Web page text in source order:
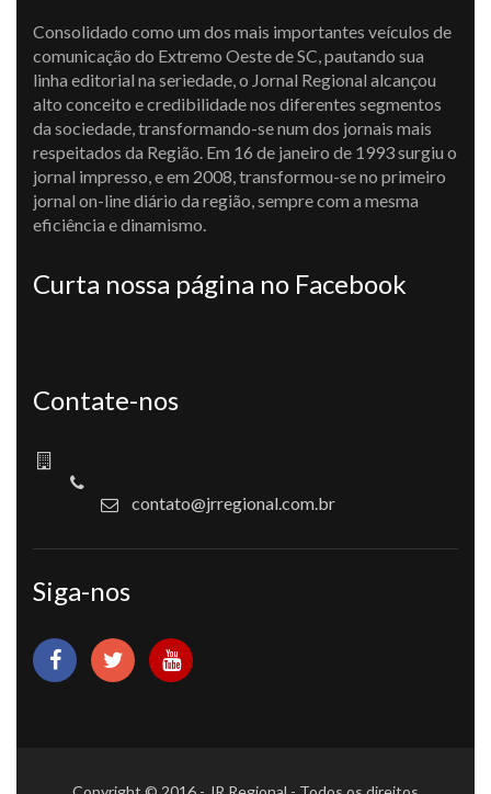
Consolidado como um dos mais importantes veículos de
comunicação do Extremo Oeste de SC, pautando sua
linha editorial na seriedade, o Jornal Regional alcançou
alto conceito e credibilidade nos diferentes segmentos
da sociedade, transformando-se num dos jornais mais
respeitados da Região. Em 16 de janeiro de 1993 surgiu o
jornal impresso, e em 2008, transformou-se no primeiro
jornal on-line diário da região, sempre com a mesma
eficiência e dinamismo.
Curta nossa página no Facebook
Contate-nos
contato@jrregional.com.br
Siga-nos